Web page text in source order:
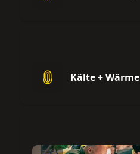
Kälte + Wärme